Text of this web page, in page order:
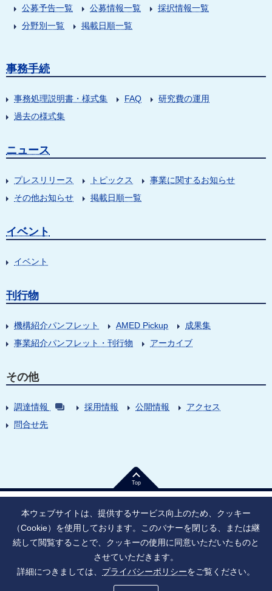
公募予告一覧
公募情報一覧
採択情報一覧
分野別一覧
掲載日順一覧
事務手続
事務処理説明書・様式集 FAQ
研究費の運用
過去の様式集
ニュース
プレスリリース トピックス
事業に関するお知らせ
その他お知らせ
掲載日順一覧
イベント
イベント
刊行物
機構紹介パンフレット AMED Pickup
成果集
事業紹介パンフレット・刊行物
アーカイブ
その他
調達情報 採用情報 公開情報
アクセス
問合せ先
Top
法人番号：9010005023796 東京都千代田区大手町1丁目7番1号
寄附のお願い
ご利用上の注意
ソーシャル・ネットワーキング・サービス運用ポリシー
アクセシビリティ
本ウェブサイトは、提供するサービス向上のため、クッキー
（Cookie）を使用しております。このバナーを閉じる、または継
続して閲覧することで、クッキーの使用に同意いただいたものと
させていただきます。
詳細につきましては、 プライバシーポリシーをご覧ください。